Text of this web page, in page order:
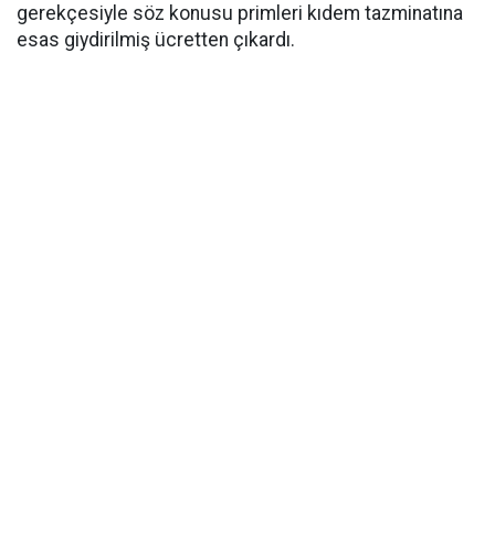
gerekçesiyle söz konusu primleri kıdem tazminatına
esas giydirilmiş ücretten çıkardı.